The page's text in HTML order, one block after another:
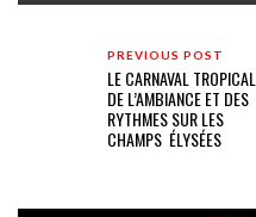
PREVIOUS POST
LE CARNAVAL TROPICAL,
DE L’AMBIANCE ET DES
RYTHMES SUR LES
CHAMPS ÉLYSÉES